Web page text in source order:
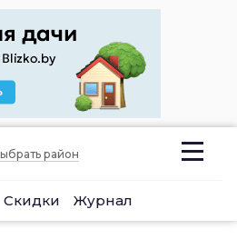
район
Скидки Журнал